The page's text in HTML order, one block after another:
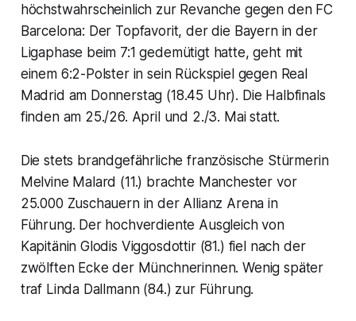
höchstwahrscheinlich zur Revanche gegen den FC
Barcelona: Der Topfavorit, der die Bayern in der
Ligaphase beim 7:1 gedemütigt hatte, geht mit
einem 6:2-Polster in sein Rückspiel gegen Real
Madrid am Donnerstag (18.45 Uhr). Die Halbfinals
finden am 25./26. April und 2./3. Mai statt.
Die stets brandgefährliche französische Stürmerin
Melvine Malard (11.) brachte Manchester vor
25.000 Zuschauern in der Allianz Arena in
Führung. Der hochverdiente Ausgleich von
Kapitänin Glodis Viggosdottir (81.) fiel nach der
zwölften Ecke der Münchnerinnen. Wenig später
traf Linda Dallmann (84.) zur Führung.